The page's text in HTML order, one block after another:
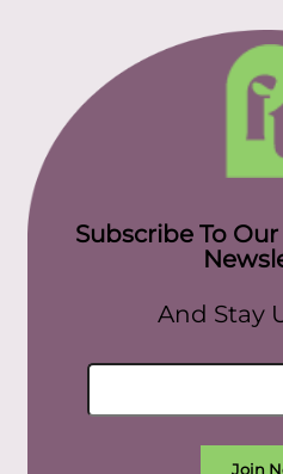
Subscribe To
And Stay
Join